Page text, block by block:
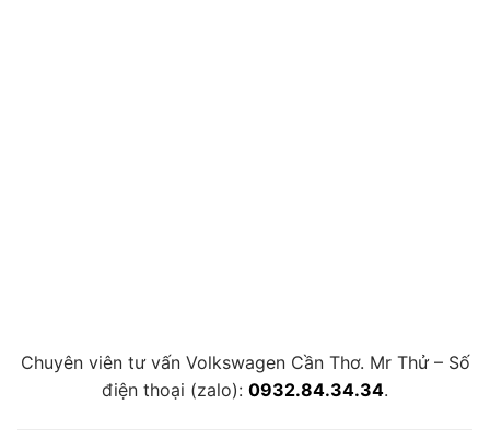
Chuyên viên tư vấn Volkswagen Cần Thơ. Mr Thử – Số
điện thoại (zalo): 0932.84.34.34.